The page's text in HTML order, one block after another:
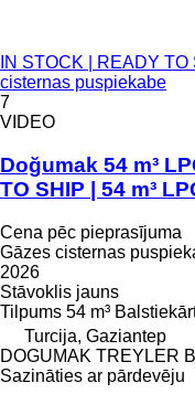
IN STOCK | READY
cisternas puspiekabe
7
VIDEO
Doğumak 54 m³
TO SHIP | 54 m³
Cena pēc pieprasījuma
Gāzes cisternas
2026
Stāvoklis jauns
Tilpums 54 m³
Turcija, Gaziantep
DOGUMAK TREYLER
Sazināties ar pārdevēju